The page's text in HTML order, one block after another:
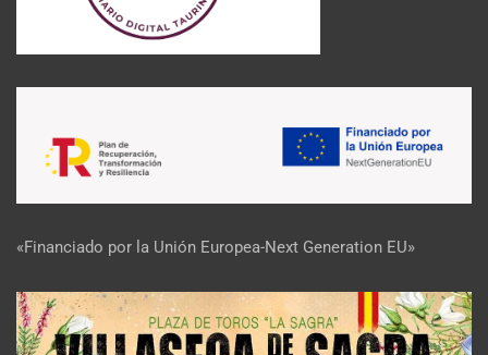
«Financiado por la Unión Europea-Next Generation EU»